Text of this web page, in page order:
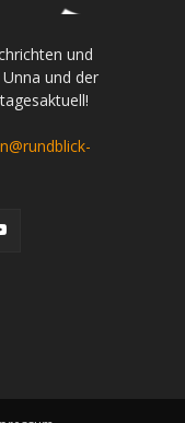
und
und der